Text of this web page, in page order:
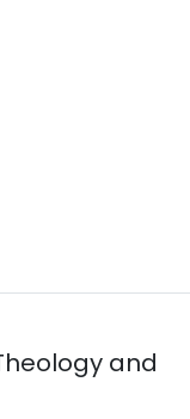
and